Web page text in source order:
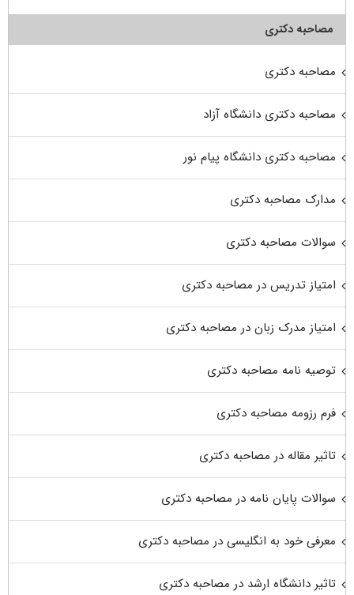
مصاحبه دکتری
مصاحبه دکتری
مصاحبه دکتری دانشگاه آزاد
مصاحبه دکتری دانشگاه پیام نور
مدارک مصاحبه دکتری
سوالات مصاحبه دکتری
امتیاز تدریس در مصاحبه دکتری
امتیاز مدرک زبان در مصاحبه دکتری
توصیه نامه مصاحبه دکتری
فرم رزومه مصاحبه دکتری
تاثیر مقاله در مصاحبه دکتری
سوالات پایان نامه در مصاحبه دکتری
معرفی خود به انگلیسی در مصاحبه دکتری
تاثیر دانشگاه ارشد در مصاحبه دکتری